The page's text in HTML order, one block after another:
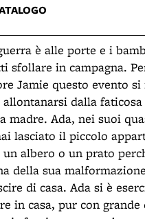
è alle porte e i
sfollare in campagna.
Jamie questo evento si
allontanarsi dalla faticosa
madre. Ada, nei suoi
lasciato il piccolo
albero o un prato
della sua
di casa. Ada si è
in casa, pur con grande